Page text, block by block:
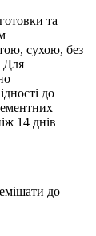
та
сухою, без
Для
до
14 днів
до